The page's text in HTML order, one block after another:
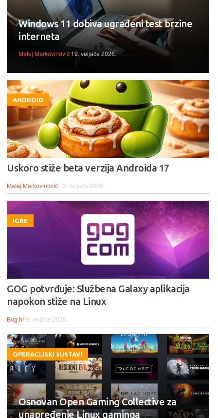
Windows 11 dobiva ugrađeni test brzine
interneta
Matej Markovinović 19. veljače 2026.
ANDROID
Uskoro stiže beta verzija Androida 17
Matej Markovinović 12. veljače 2026.
IGRE
GOG potvrđuje: Službena Galaxy aplikacija
napokon stiže na Linux
Bug.hr8. veljače 2026.
OPERACIJSKI SUSTAVI
Osnovan Open Gaming Collective za
unapređenje Linux gaminga